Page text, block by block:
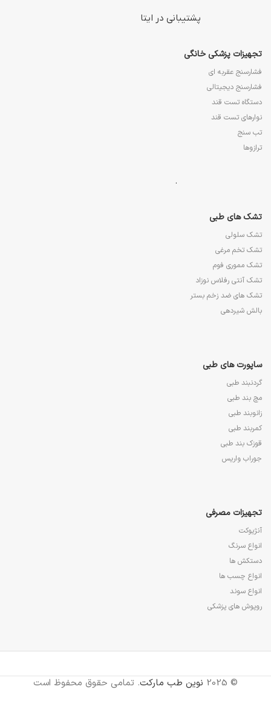
پشتیبانی در ایتا
تجهیزات پزشکی خانگی
فشارسنج عقربه ای
فشارسنج دیجیتالی
دستگاه تست قند
نوارهای تست قند
تب سنج
ترازوها
.
تشک های طبی
تشک سلولی
تشک تخم مرغی
تشک مموری فوم
تشک آنتی رفلاس نوزاد
تشک های ضد زخم بستر
بالش شیردهی
ساپورت های طبی
گردنبند طبی
مچ بند طبی
زانوبند طبی
کمربند طبی
قوزک بند طبی
جوراب واریس
تجهیزات مصرفی
آنژیوکت
انواع سرنگ
دستکش ها
انواع چسب ها
انواع سوند
روپوش های پزشکی
© 2025 نوین طب مارکت. تمامی حقوق محفوظ است